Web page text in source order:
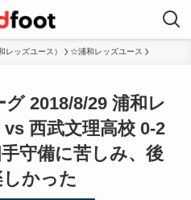
ッズユース） ☆浦和レッズユース
2018/8/29 浦和レ
西武文理高校 0-2
守備に苦しみ、後
かった